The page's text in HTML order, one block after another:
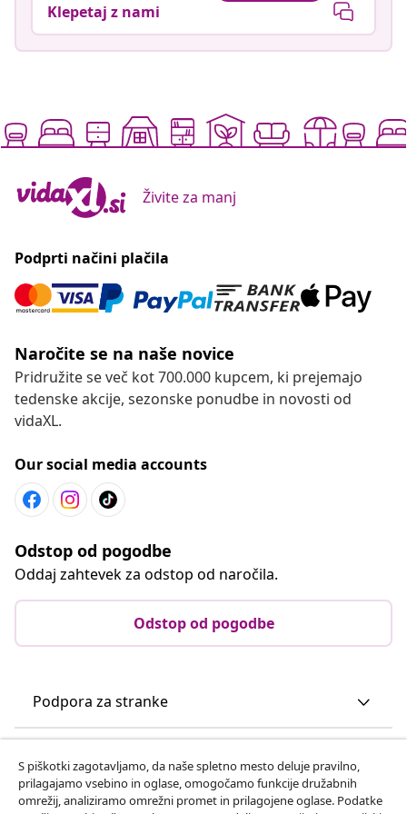
Klepetaj z nami
Živite za manj
Podprti načini plačila
Naročite se na naše novice
Pridružite se več kot 700.000 kupcem, ki prejemajo
tedenske akcije, sezonske ponudbe in novosti od
vidaXL.
Our social media accounts
Odstop od pogodbe
Oddaj zahtevek za odstop od naročila.
Odstop od pogodbe
Podpora za stranke
vidaXL
S piškotki zagotavljamo, da naše spletno mesto deluje pravilno,
prilagajamo vsebino in oglase, omogočamo funkcije družabnih
omrežij, analiziramo omrežni promet in prilagojene oglase. Podatke